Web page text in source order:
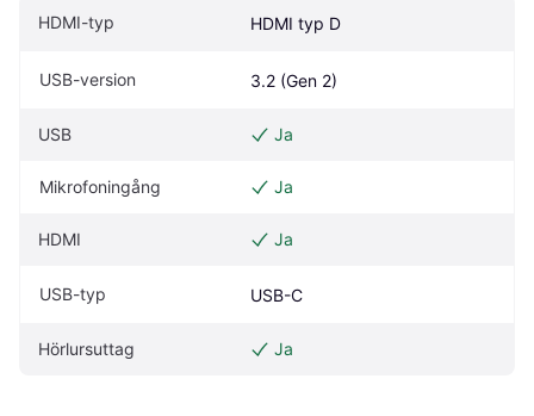
HDMI-typ HDMI typ D
USB-version 3.2 (Gen 2)
USB Ja
Mikrofoningång Ja
HDMI Ja
USB-typ USB-C
Hörlursuttag Ja